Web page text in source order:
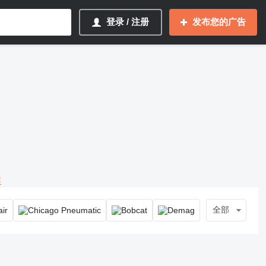
登录 / 注册 发布您的广告
全部